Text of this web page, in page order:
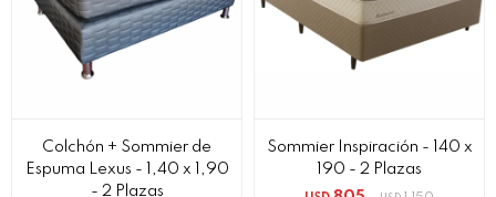
Colchón + Sommier de
Espuma Lexus - 1,40 x 1,90
- 2 Plazas
Sommier Inspiración - 140 x
190 - 2 Plazas